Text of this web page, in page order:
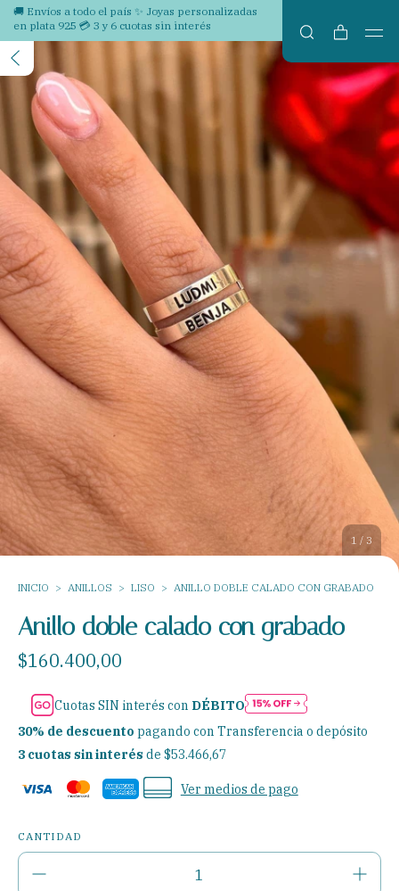
🚚 Envíos a todo el país ✨ Joyas personalizadas
en plata 925 💳 3 y 6 cuotas sin interés
1 / 3
INICIO > ANILLOS > LISO > ANILLO DOBLE CALADO CON GRABADO
Anillo doble calado con grabado
$160.400,00
Cuotas SIN interés con DÉBITO
30% de descuento pagando con Transferencia o depósito
3 cuotas sin interés de $53.466,67
Ver medios de pago
CANTIDAD